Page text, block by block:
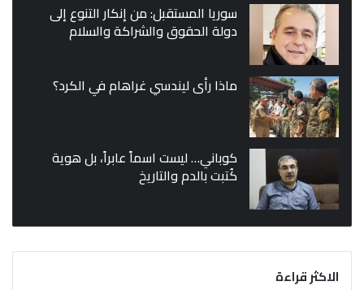
سوريا المستقبل: من إنكار التنوع إلى
دولة الحقوق والشراكة والسلام
ماذا رأى ليندسي غراهام في الكرد؟
كوباني… ليست اسماً عابراً، بل هوية
كُتبت بالدم والتاريخ
الاكثر قراءة